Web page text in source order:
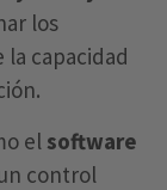
los
la capacidad
el software
control